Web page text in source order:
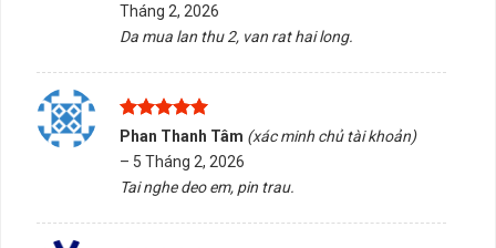
Màn hình SSTC 24 inch 100HZ
sao
Tháng 2, 2026
Da mua lan thu 2, van rat hai long.
Được xếp
sao
Phan Thanh Tâm (xác minh chủ tài khoản)
– 5 Tháng 2, 2026
Tai nghe deo em, pin trau.